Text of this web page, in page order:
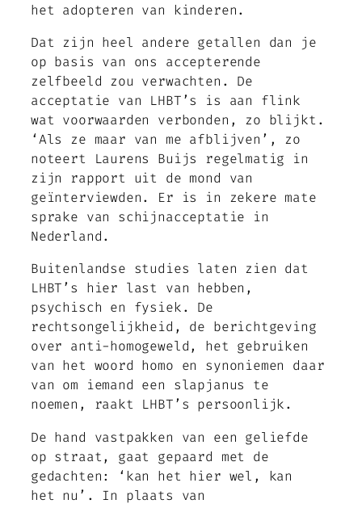
het adopteren van kinderen.
Dat zijn heel andere getallen dan je
op basis van ons accepterende
zelfbeeld zou verwachten. De
acceptatie van LHBT’s is aan flink
wat voorwaarden verbonden, zo blijkt.
‘Als ze maar van me afblijven’, zo
noteert Laurens Buijs regelmatig in
zijn rapport uit de mond van
geïnterviewden. Er is in zekere mate
sprake van schijnacceptatie in
Nederland.
Buitenlandse studies laten zien dat
LHBT’s hier last van hebben,
psychisch en fysiek. De
rechtsongelijkheid, de berichtgeving
over anti-homogeweld, het gebruiken
van het woord homo en synoniemen daar
van om iemand een slapjanus te
noemen, raakt LHBT’s persoonlijk.
De hand vastpakken van een geliefde
op straat, gaat gepaard met de
gedachten: ‘kan het hier wel, kan
het nu’. In plaats van